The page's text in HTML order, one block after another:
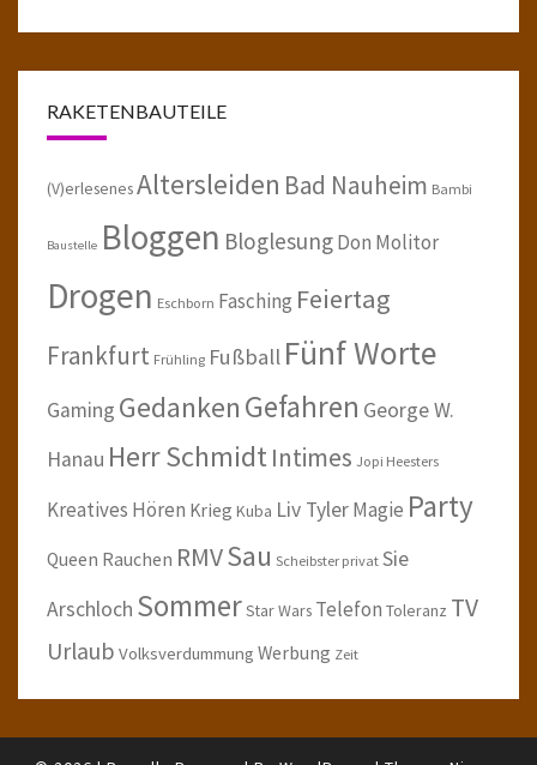
RAKETENBAUTEILE
(V)erlesenesAltersleiden Bad Nauheim Bambi
Baustelle Bloggen BloglesungDon Molitor
Drogen Eschborn Fasching Feiertag
Frankfurt Frühling Fußball Fünf Worte
Gaming GedankenGefahren George W.
Hanau Herr SchmidtIntimes Jopi Heesters
Kreatives Hören Krieg Kuba Liv TylerMagie Party
Queen Rauchen RMVSau Scheibster privat Sie
Arschloch SommerStar Wars Telefon Toleranz TV
Urlaub Volksverdummung Werbung Zeit